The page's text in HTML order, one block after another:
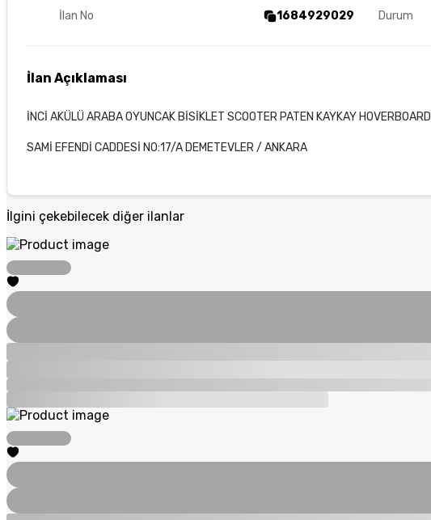
İlan No 1684929029 Durum
İlan Açıklaması
İNCİ AKÜLÜ ARABA OYUNCAK BİSİKLET SCOOTER PATEN KAYKAY HOVERBOARD
SAMİ EFENDİ CADDESİ NO:17/A DEMETEVLER / ANKARA
İlgini çekebilecek diğer ilanlar